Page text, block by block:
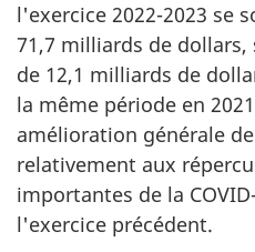
l'exercice 2022-2023 se
71,7 milliards de
de 12,1 milliards de
la même période en
amélioration générale
relativement aux
importantes de la
l'exercice précédent.